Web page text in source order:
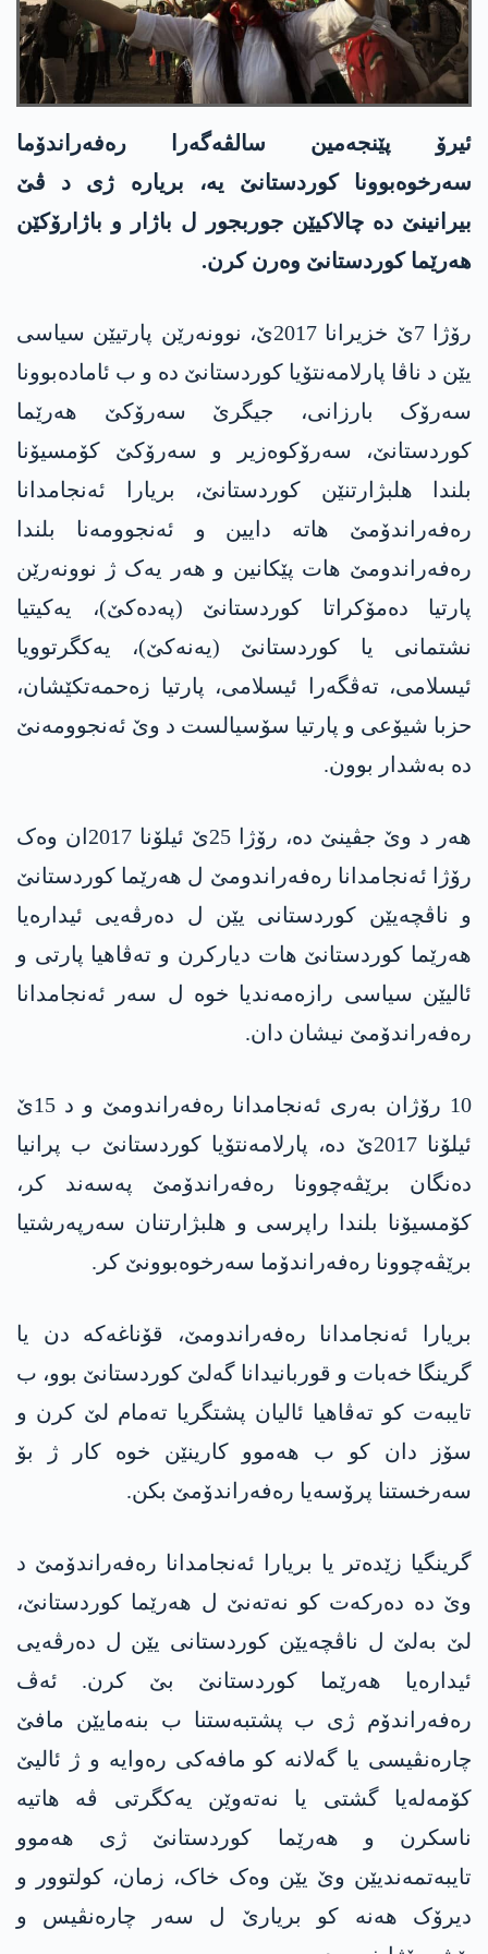
ئیرۆ پێنجەمین سالڤەگەرا رەفەراندۆما
سەرخوەبوونا کوردستانێ یە، بریارە ژی د ڤێ
بیرانینێ دە چالاکیێن جوربجور ل باژار و باژارۆکێن
هەرێما کوردستانێ وەرن کرن.
رۆژا 7ێ خزیرانا 2017ێ، نوونەرێن پارتیێن سیاسی
یێن د ناڤا پارلامەنتۆیا کوردستانێ دە و ب ئامادەبوونا
سەرۆک بارزانی، جیگرێ سەرۆکێ هەرێما
کوردستانێ، سەرۆکوەزیر و سەرۆکێ کۆمسیۆنا
بلندا هلبژارتنێن کوردستانێ، بریارا ئەنجامدانا
رەفەراندۆمێ هاتە دایین و ئەنجوومەنا بلندا
رەفەراندومێ هات پێکانین و هەر یەک ژ نوونەرێن
پارتیا دەمۆکراتا کوردستانێ (په‌ده‌كێ)، یەکیتیا
نشتمانی یا کوردستانێ (یه‌نه‌كێ)، یەکگرتوویا
ئیسلامی، تەڤگەرا ئیسلامی، پارتیا زەحمەتکێشان،
حزبا شیۆعی و پارتیا سۆسیالست د وێ ئەنجوومەنێ
دە بەشدار بوون.
هەر د وێ جڤینێ دە، رۆژا 25ێ ئیلۆنا 2017ان وەک
رۆژا ئەنجامدانا رەفەراندومێ ل هەرێما کوردستانێ
و ناڤچەیێن کوردستانی یێن ل دەرڤەیی ئیدارەیا
هەرێما کوردستانێ هات دیارکرن و تەڤاهیا پارتی و
ئالیێن سیاسی رازەمەندیا خوە ل سەر ئەنجامدانا
رەفەراندۆمێ نیشان دان.
10 رۆژان بەری ئەنجامدانا رەفەراندومێ و د 15ێ
ئیلۆنا 2017ێ دە، پارلامەنتۆیا کوردستانێ ب پرانیا
دەنگان برێڤەچوونا رەفەراندۆمێ پەسەند کر،
کۆمسیۆنا بلندا راپرسی و هلبژارتنان سەرپەرشتیا
برێڤەچوونا رەفەراندۆما سەرخوەبوونێ کر.
بریارا ئەنجامدانا رەفەراندومێ، قۆناغەکە دن یا
گرینگا خەبات و قوربانیدانا گەلێ کوردستانێ بوو، ب
تایبەت کو تەڤاهیا ئالیان پشتگریا تەمام لێ کرن و
سۆز دان کو ب هەموو کارینێن خوە کار ژ بۆ
سەرخستنا پرۆسەیا رەفەراندۆمێ بکن.
گرینگیا زێدەتر یا بریارا ئەنجامدانا رەفەراندۆمێ د
وێ ده‌ دەرکەت کو نەتەنێ ل هەرێما کوردستانێ،
لێ بەلێ ل ناڤچەیێن کوردستانی یێن ل دەرڤەیی
ئیدارەیا هەرێما کوردستانێ بێ کرن. ئەڤ
رەفەراندۆم ژی ب پشتبەستنا ب بنەمایێن مافێ
چارەنڤیسی یا گەلانە کو مافەکی رەوایە و ژ ئالیێ
کۆمەلەیا گشتی یا نەتەوێن یەکگرتی ڤە هاتیە
ناسکرن و هەرێما کوردستانێ ژی هەموو
تایبەتمەندیێن وێ یێن وەک خاک، زمان، کولتوور و
دیرۆک هەنە کو بریارێ ل سەر چارەنڤیس و